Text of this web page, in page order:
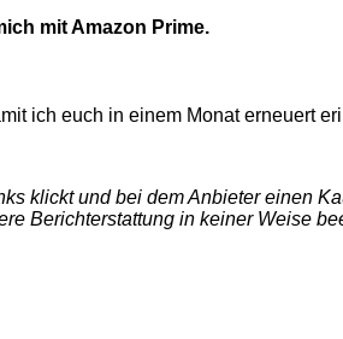
mitAmazon Prime.
ich euch in einem Monat erneuert
klickt und bei dem Anbieter einen
Berichterstattung in keiner Weise